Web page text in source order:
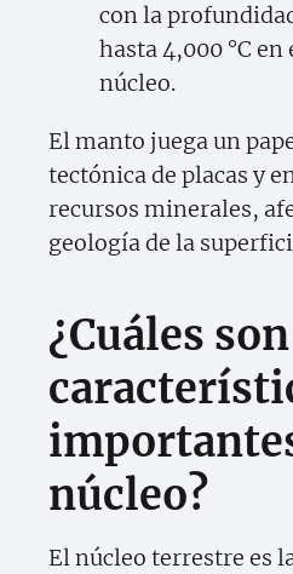
con la
hasta 4,000 °C
núcleo.
El manto juega un
tectónica de placas y
recursos minerales,
geología de la
¿Cuáles
núcleo?
El núcleo terrestre es